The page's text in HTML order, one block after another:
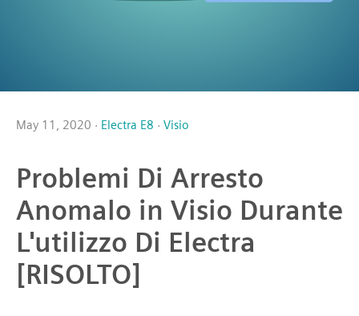
May 11, 2020 · Electra E8 · Visio
Problemi Di Arresto
Anomalo in Visio Durante
L'utilizzo Di Electra
[RISOLTO]